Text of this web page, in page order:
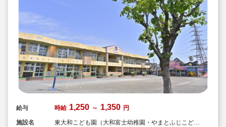
給与 時給 1,250 ～ 1,350 円
施設名
東大和こども園（大和富士幼稚園・やまとふじこども